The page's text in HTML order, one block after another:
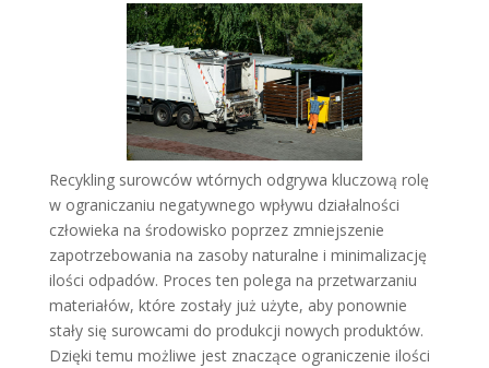
Recykling surowców wtórnych odgrywa kluczową rolę
w ograniczaniu negatywnego wpływu działalności
człowieka na środowisko poprzez zmniejszenie
zapotrzebowania na zasoby naturalne i minimalizację
ilości odpadów. Proces ten polega na przetwarzaniu
materiałów, które zostały już użyte, aby ponownie
stały się surowcami do produkcji nowych produktów.
Dzięki temu możliwe jest znaczące ograniczenie ilości